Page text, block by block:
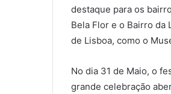
destaque para os
Bela Flor e o Bairro
de Lisboa, como o
No dia 31 de Maio, o
grande celebração